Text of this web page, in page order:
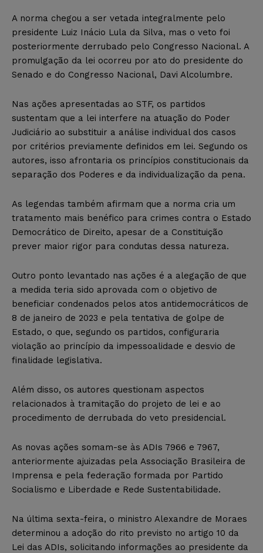
A norma chegou a ser vetada integralmente pelo
presidente Luiz Inácio Lula da Silva, mas o veto foi
posteriormente derrubado pelo Congresso Nacional. A
promulgação da lei ocorreu por ato do presidente do
Senado e do Congresso Nacional, Davi Alcolumbre.
Nas ações apresentadas ao STF, os partidos
sustentam que a lei interfere na atuação do Poder
Judiciário ao substituir a análise individual dos casos
por critérios previamente definidos em lei. Segundo os
autores, isso afrontaria os princípios constitucionais da
separação dos Poderes e da individualização da pena.
As legendas também afirmam que a norma cria um
tratamento mais benéfico para crimes contra o Estado
Democrático de Direito, apesar de a Constituição
prever maior rigor para condutas dessa natureza.
Outro ponto levantado nas ações é a alegação de que
a medida teria sido aprovada com o objetivo de
beneficiar condenados pelos atos antidemocráticos de
8 de janeiro de 2023 e pela tentativa de golpe de
Estado, o que, segundo os partidos, configuraria
violação ao princípio da impessoalidade e desvio de
finalidade legislativa.
Além disso, os autores questionam aspectos
relacionados à tramitação do projeto de lei e ao
procedimento de derrubada do veto presidencial.
As novas ações somam-se às ADIs 7966 e 7967,
anteriormente ajuizadas pela Associação Brasileira de
Imprensa e pela federação formada por Partido
Socialismo e Liberdade e Rede Sustentabilidade.
Na última sexta-feira, o ministro Alexandre de Moraes
determinou a adoção do rito previsto no artigo 10 da
Lei das ADIs, solicitando informações ao presidente da